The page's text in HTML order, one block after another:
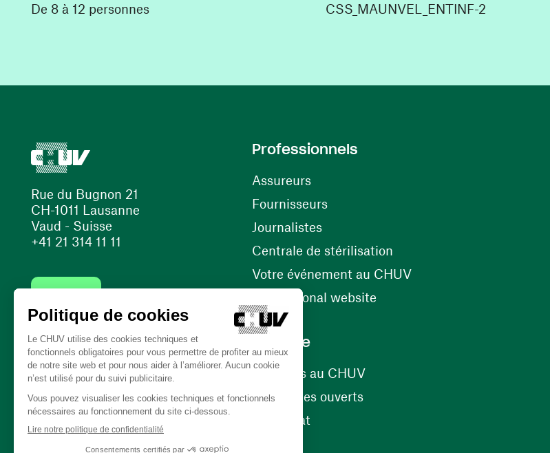
De 8 à 12 personnes CSS_MAUNVEL_ENTINF-2
Rue du Bugnon 21
CH-1011 Lausanne
Vaud - Suisse
+41 21 314 11 11
(opens in a new window)
Professionnels
Assureurs
Fournisseurs(opens in a new window)
Journalistes
Centrale de stérilisation
Votre événement au CHUV(opens in a new window)
International website
Carrière
Carrières au CHUV(opens in a new window)
Nos postes ouverts(opens in a new window)
Bénévolat